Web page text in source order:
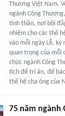
Thương Việt Nam.
ngành Công
tinh thần, nơi bồi
nhiệm cho các thế
vào mỗi ngày Lễ, kỷ
quan trọng của mỗi
chức ngành Công
tích để tri ân, để
thế hệ cha ông của
75 năm ngành